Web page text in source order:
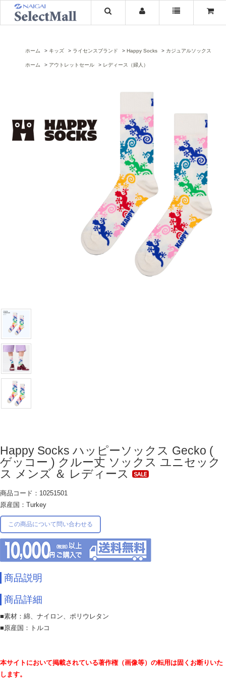
ホーム キッズ ライセンスブランド Happy Socks カジュアルソックス
ホーム アウトレットセール レディース（婦人）
Happy Socks ハッピーソックス Gecko (
ゲッコー ) クルー丈 ソックス ユニセック
ス メンズ ＆ レディース
商品コード：10251501
原産国：Turkey
この商品について問い合わせる
商品説明
商品詳細
■素材：綿、ナイロン、ポリウレタン
■原産国：トルコ
本サイトにおいて掲載されている著作権（画像等）の転用は固くお断りいた
します。